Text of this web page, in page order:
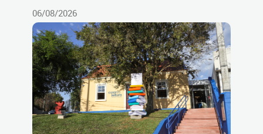
06/08/2026